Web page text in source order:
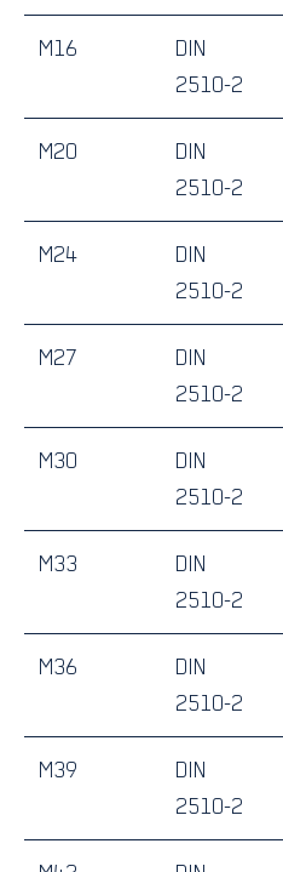
M16
DIN
2510-2
M20
DIN
2510-2
M24
DIN
2510-2
M27
DIN
2510-2
M30
DIN
2510-2
M33
DIN
2510-2
M36
DIN
2510-2
M39
DIN
2510-2